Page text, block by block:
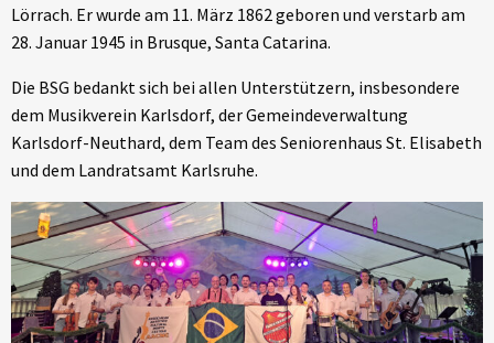
Lörrach. Er wurde am 11. März 1862 geboren und verstarb am
28. Januar 1945 in Brusque, Santa Catarina.
Die BSG bedankt sich bei allen Unterstützern, insbesondere
dem Musikverein Karlsdorf, der Gemeindeverwaltung
Karlsdorf-Neuthard, dem Team des Seniorenhaus St. Elisabeth
und dem Landratsamt Karlsruhe.